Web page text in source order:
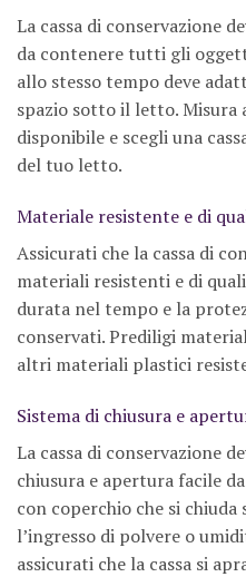
La cassa di conservazione
da contenere tutti gli
allo stesso tempo deve
spazio sotto il letto.
disponibile e scegli una
del tuo letto.
Materiale resistente e di
Assicurati che la cassa di
materiali resistenti e di
durata nel tempo e la
conservati. Prediligi
altri materiali plastici
Sistema di chiusura e
La cassa di conservazione
chiusura e apertura facile
con coperchio che si
l’ingresso di polvere o
assicurati che la cassa si